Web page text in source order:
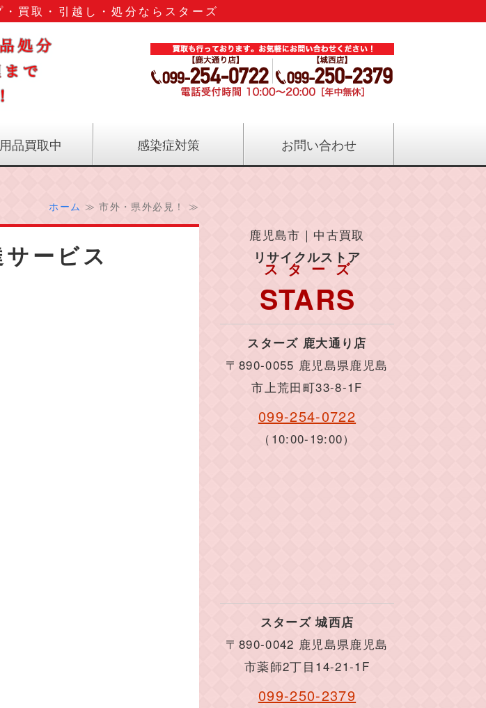
買取・引越し・処分ならスターズ
品買取中 感染症対策 お問い合わせ
ホーム ≫ 市外・県外必見！ ≫
ービス
鹿児島市｜中古買取
リサイクルストア
STARS
スターズ
スターズ 鹿大通り店
〒890-0055 鹿児島県鹿児島
市上荒田町33-8-1F
099-254-0722
（10:00-19:00）
スターズ 城西店
〒890-0042 鹿児島県鹿児島
市薬師2丁目14-21-1F
099-250-2379